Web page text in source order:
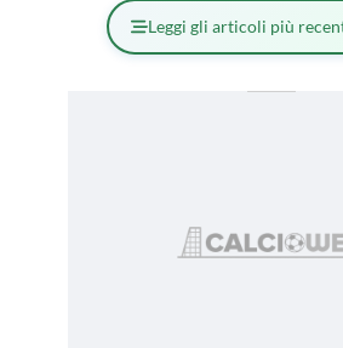
Leggi gli articoli più